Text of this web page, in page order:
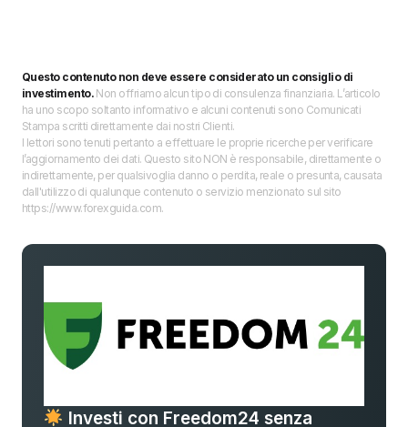
Questo contenuto non deve essere considerato un consiglio di
investimento.Non offriamo alcun tipo di consulenza finanziaria. L’articolo
ha uno scopo soltanto informativo e alcuni contenuti sono Comunicati
Stampa scritti direttamente dai nostri Clienti.
I lettori sono tenuti pertanto a effettuare le proprie ricerche per verificare
l’aggiornamento dei dati. Questo sito NON è responsabile, direttamente o
indirettamente, per qualsivoglia danno o perdita, reale o presunta, causata
dall'utilizzo di qualunque contenuto o servizio menzionato sul sito
https://www.forexguida.com.
Investi con Freedom24 senza